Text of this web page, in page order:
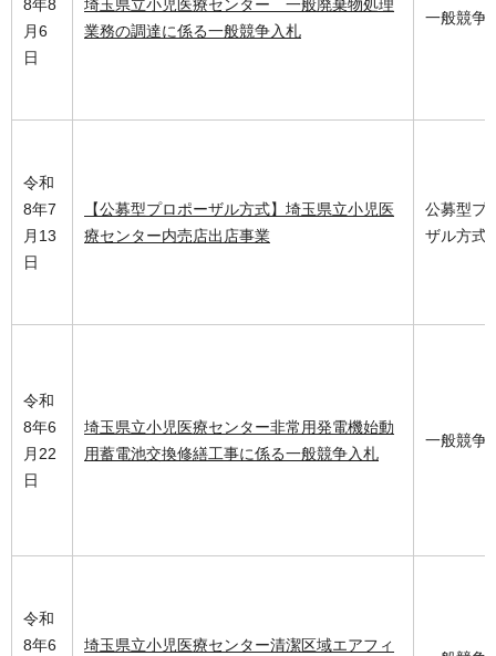
8年8
月6
日
埼玉県立小児医療センター 一般廃棄物処理
業務の調達に係る一般競争入札
一般競争
令和
8年7
月13
日
【公募型プロポーザル方式】埼玉県立小児医
療センター内売店出店事業
公募型プ
ザル方式
令和
8年6
月22
日
埼玉県立小児医療センター非常用発電機始動
用蓄電池交換修繕工事に係る一般競争入札
一般競争
令和
8年6
埼玉県立小児医療センター清潔区域エアフィ